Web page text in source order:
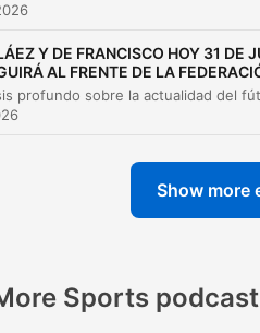
on a chapter to go directly to that
adelantado en muchas
00:01:35 · El locutor
Y DE FRANCISCO HOY 31 DE
AL FRENTE DE LA
Show more
Sports